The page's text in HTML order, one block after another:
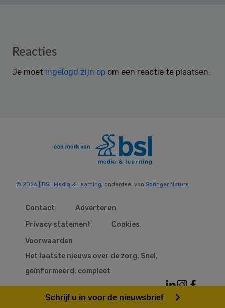
Reader
Reacties
Je moet ingelogd zijn op om een reactie te plaatsen.
© 2026 | BSL Media & Learning, onderdeel van Springer Nature
Contact
Adverteren
Privacy statement
Cookies
Voorwaarden
Het laatste nieuws over de zorg. Snel,
geïnformeerd, compleet
Schrijf u in voor de nieuwsbrief